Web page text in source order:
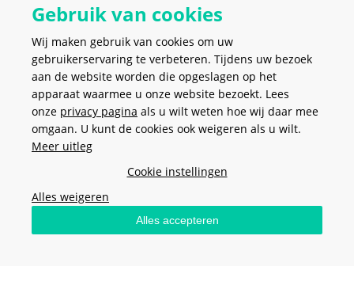
Contact
Social media
VEILIG EN MAKKELIJK
Gebruik van cookies
Wij maken gebruik van cookies om uw
gebruikerservaring te verbeteren. Tijdens uw bezoek
aan de website worden die opgeslagen op het
apparaat waarmee u onze website bezoekt. Lees
onze privacy pagina als u wilt weten hoe wij daar mee
omgaan. U kunt de cookies ook weigeren als u wilt.
Meer uitleg
Cookie instellingen
Alles weigeren
Alles accepteren